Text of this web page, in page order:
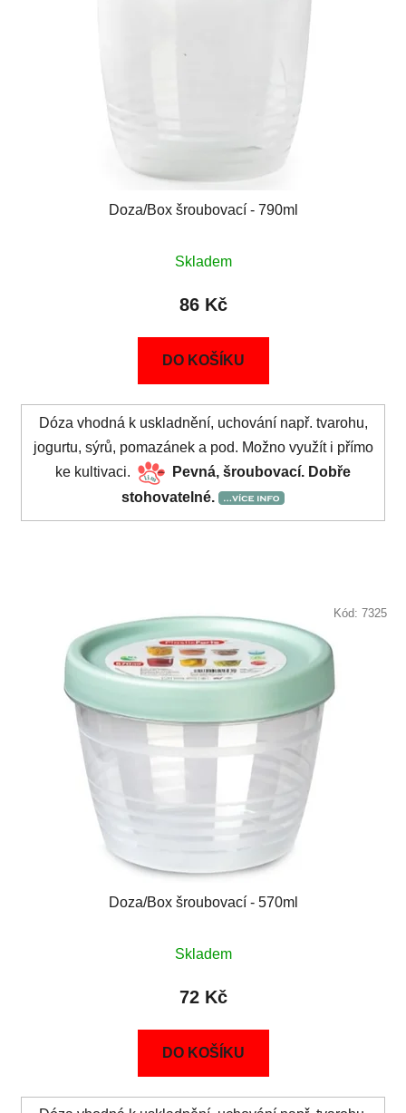
Doza/Box šroubovací - 790ml
Skladem
86 Kč
DO KOŠÍKU
Dóza vhodná k uskladnění, uchování např. tvarohu,
jogurtu, sýrů, pomazánek a pod. Možno využít i přímo
ke kultivaci.
Pevná, šroubovací. Dobře
stohovatelné.
Doza/Box šroubovací - 570ml
Skladem
72 Kč
DO KOŠÍKU
Kód: 7325